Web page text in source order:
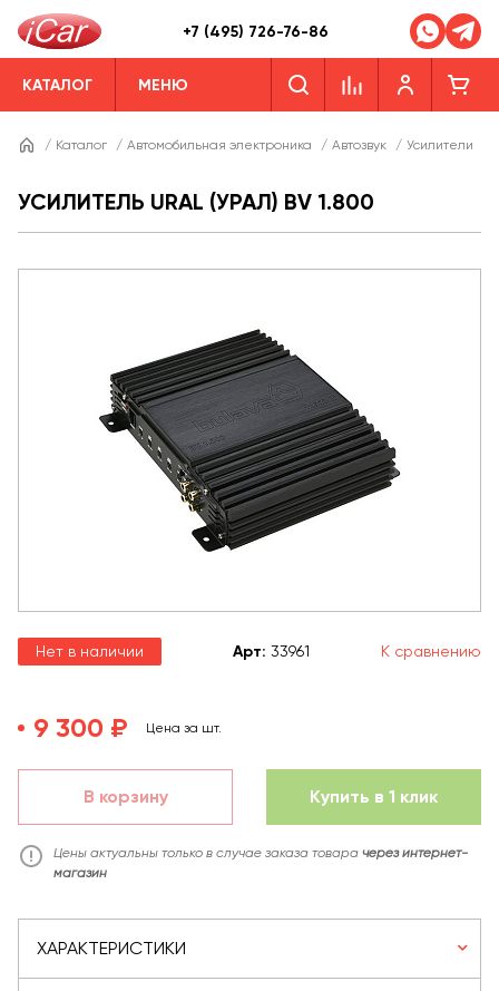
+7 (495) 726-76-86
КАТАЛОГ МЕНЮ
/ Каталог / Автомобильная электроника / Автозвук / Усилители
УСИЛИТЕЛЬ URAL (УРАЛ) BV 1.800
Нет в наличии Арт: 33961 К сравнению
9 300 ₽ Цена за шт.
В корзину Купить в 1 клик
Цены актуальны только в случае заказа товара через интернет-
магазин
ХАРАКТЕРИСТИКИ